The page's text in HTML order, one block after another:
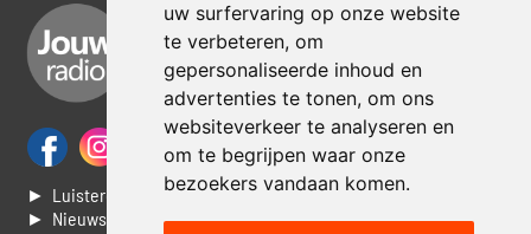
uw surfervaring op onze website
te verbeteren, om
gepersonaliseerde inhoud en
advertenties te tonen, om ons
websiteverkeer te analyseren en
om te begrijpen waar onze
bezoekers vandaan komen.
► Luisteren naar Jouwradio
► Nieuws